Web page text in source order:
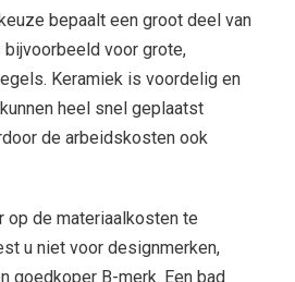
bepaalt een groot deel van
voor grote,
Keramiek is voordelig en
heel snel geplaatst
de arbeidskosten ook
op de materiaalkosten te
u niet voor designmerken,
goedkoper B-merk. Een bad